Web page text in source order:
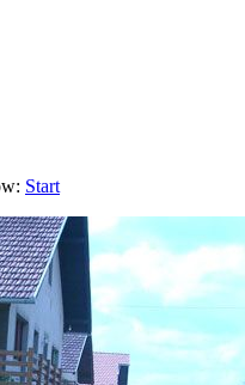
Start